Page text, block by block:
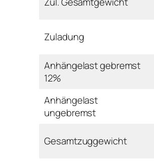
Zuladung
Anhängelast gebremst
12%
Anhängelast
ungebremst
Gesamtzuggewicht